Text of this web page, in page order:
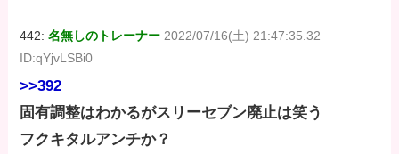
442:名無しのトレーナー 2022/07/16(土) 21:47:35.32
ID:qYjvLSBi0
>>392
固有調整はわかるがスリーセブン廃止は笑う
フクキタルアンチか？